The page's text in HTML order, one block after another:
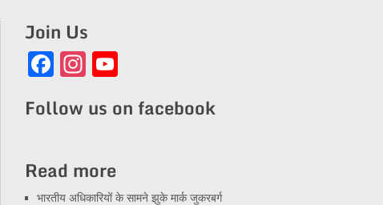
Join Us
Facebook
Instagram
Follow us on facebook
Read more
भारतीय अधिकारियों के सामने झुके मार्क जुकरबर्ग